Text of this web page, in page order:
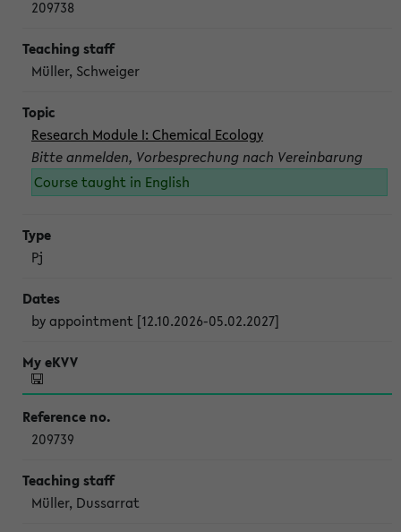
209738
Müller, Schweiger
Research Module I: Chemical Ecology
Bitte anmelden, Vorbesprechung nach Vereinbarung
Course taught in English
Pj
by appointment [12.10.2026-05.02.2027]
209739
Müller, Dussarrat